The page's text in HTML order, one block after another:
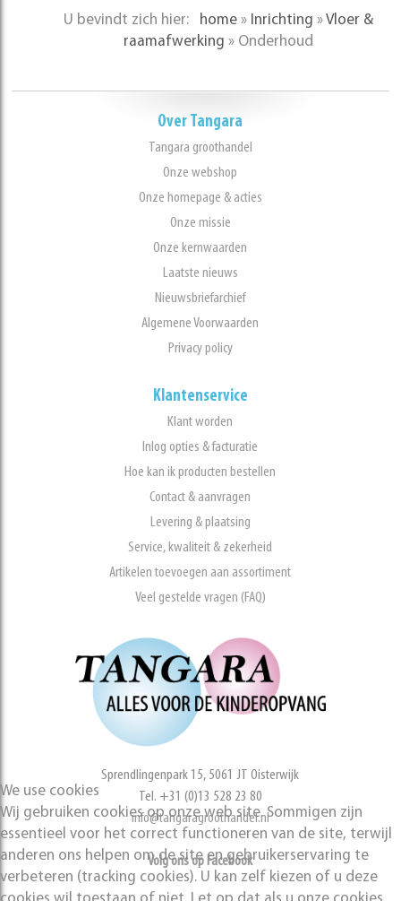
U bevindt zich hier: home » Inrichting »Vloer &
raamafwerking » Onderhoud
Over Tangara
Tangara groothandel
Onze webshop
Onze homepage & acties
Onze missie
Onze kernwaarden
Laatste nieuws
Nieuwsbriefarchief
Algemene Voorwaarden
Privacy policy
Klantenservice
Klant worden
Inlog opties & facturatie
Hoe kan ik producten bestellen
Contact & aanvragen
Levering & plaatsing
Service, kwaliteit & zekerheid
Artikelen toevoegen aan assortiment
Veel gestelde vragen (FAQ)
Sprendlingenpark 15, 5061 JT Oisterwijk
Tel. +31 (0)13 528 23 80
info@tangaragroothandel.nl
Volg ons op Facebook
We use cookies
Wij gebruiken cookies op onze web site. Sommigen zijn
essentieel voor het correct functioneren van de site, terwijl
anderen ons helpen om de site en gebruikerservaring te
verbeteren (tracking cookies). U kan zelf kiezen of u deze